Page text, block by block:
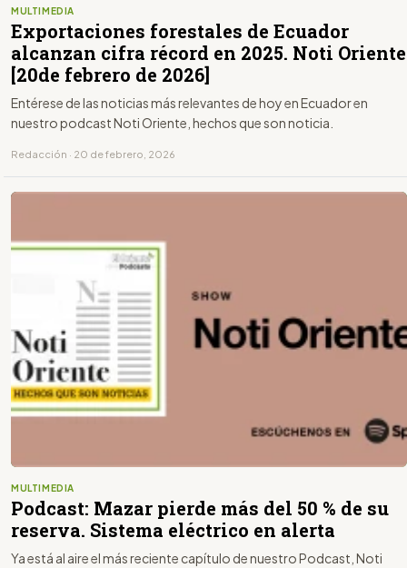
MULTIMEDIA
Exportaciones forestales de Ecuador
alcanzan cifra récord en 2025. Noti Oriente
[20de febrero de 2026]
Entérese de las noticias más relevantes de hoy en Ecuador en
nuestro podcast Noti Oriente, hechos que son noticia.
Redacción · 20 de febrero, 2026
MULTIMEDIA
Podcast: Mazar pierde más del 50 % de su
reserva. Sistema eléctrico en alerta
Ya está al aire el más reciente capítulo de nuestro Podcast, Noti